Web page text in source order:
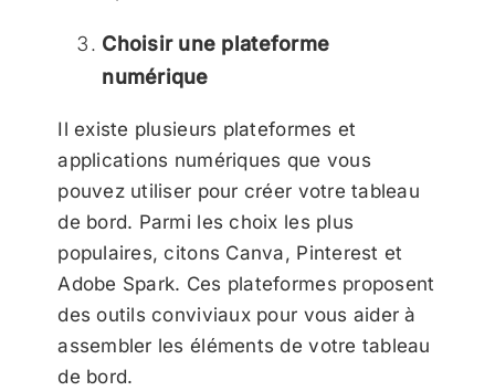
Choisir une plateforme
numérique
Il existe plusieurs plateformes et
applications numériques que vous
pouvez utiliser pour créer votre tableau
de bord. Parmi les choix les plus
populaires, citons Canva, Pinterest et
Adobe Spark. Ces plateformes proposent
des outils conviviaux pour vous aider à
assembler les éléments de votre tableau
de bord.